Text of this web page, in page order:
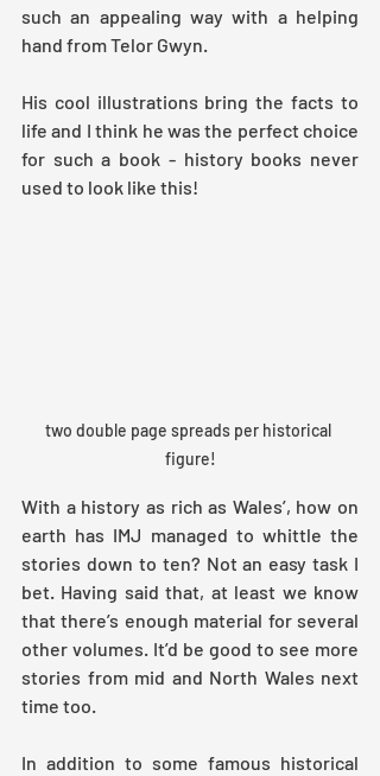
such an appealing way with a helping
hand from Telor Gwyn.
His cool illustrations bring the facts to
life and I think he was the perfect choice
for such a book - history books never
used to look like this!
two double page spreads per historical
figure!
With a history as rich as Wales’, how on
earth has IMJ managed to whittle the
stories down to ten? Not an easy task I
bet. Having said that, at least we know
that there’s enough material for several
other volumes. It’d be good to see more
stories from mid and North Wales next
time too.
In addition to some famous historical